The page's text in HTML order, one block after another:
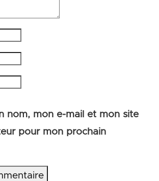
nom, mon e-mail et mon site
pour mon prochain